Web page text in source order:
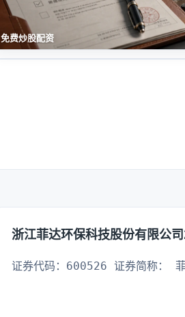
免费炒股配资
浙江菲达环保科技股份有限公
证券代码：600526 证券简称：